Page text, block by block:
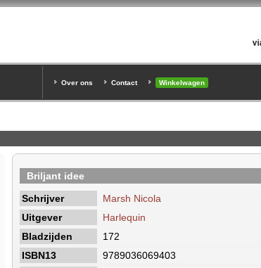
Over ons
Contact Winkelwagen
Briljant idee
Schrijver
Marsh Nicola
Uitgever
Harlequin
Bladzijden
172
ISBN13
9789036069403